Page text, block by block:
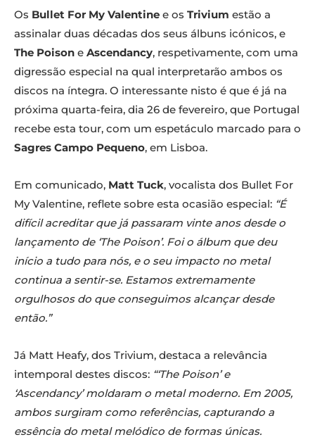
Os Bullet For My Valentine e os Trivium estão a
assinalar duas décadas dos seus álbuns icónicos, e
The Poison e Ascendancy, respetivamente, com uma
digressão especial na qual interpretarão ambos os
discos na íntegra. O interessante nisto é que é já na
próxima quarta-feira, dia 26 de fevereiro, que Portugal
recebe esta tour, com um espetáculo marcado para o
Sagres Campo Pequeno, em Lisboa.
Em comunicado, Matt Tuck, vocalista dos Bullet For
My Valentine, reflete sobre esta ocasião especial: “É
difícil acreditar que já passaram vinte anos desde o
lançamento de ‘The Poison’. Foi o álbum que deu
início a tudo para nós, e o seu impacto no metal
continua a sentir-se. Estamos extremamente
orgulhosos do que conseguimos alcançar desde
então.”
Já Matt Heafy, dos Trivium, destaca a relevância
intemporal destes discos: “‘The Poison’ e
‘Ascendancy’ moldaram o metal moderno. Em 2005,
ambos surgiram como referências, capturando a
essência do metal melódico de formas únicas.